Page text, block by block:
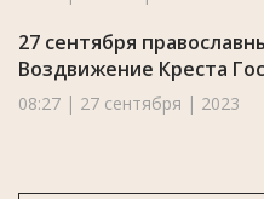
27 сентября
Воздвижение Креста
08:27 | 27 сентября | 2023